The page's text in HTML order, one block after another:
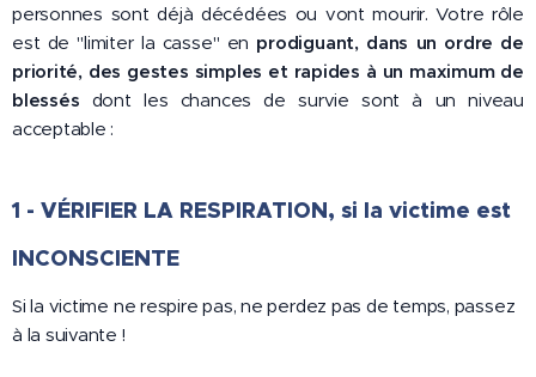
personnes sont déjà décédées ou vont mourir. Votre rôle
est de "limiter la casse" en prodiguant, dans un ordre de
priorité, des gestes simples et rapides à un maximum de
blessés dont les chances de survie sont à un niveau
acceptable :
1 - VÉRIFIER LA RESPIRATION, si la victime est
INCONSCIENTE
Si la victime ne respire pas, ne perdez pas de temps, passez
à la suivante !